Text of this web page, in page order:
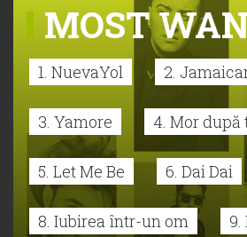
MOST
1. NuevaYol 2.
3. Yamore 4. Mor după
5. Let Me Be 6. Dai Dai
8. Iubirea într-un om